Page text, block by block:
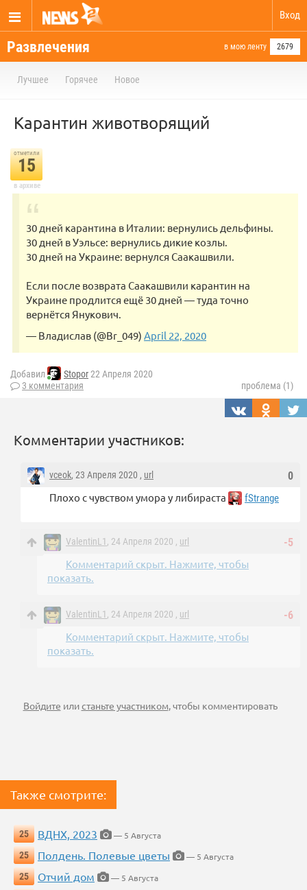
Вход
Развлечения в мою ленту 2679
Лучшее Горячее Новое
Карантин животворящий
отметили
15
в архиве
30 дней карантина в Италии: вернулись дельфины.
30 дней в Уэльсе: вернулись дикие козлы.
30 дней на Украине: вернулся Саакашвили.
Если после возврата Саакашвили карантин на
Украине продлится ещё 30 дней — туда точно
вернётся Янукович.
— Владислав (@Br_049) April 22, 2020
Добавил Stopor22 Апреля 2020
3 комментария
проблема (1)
Комментарии участников:
0
vceok, 23 Апреля 2020 , url
Плохо с чувством умора у либираста fStrange
-5
ValentinL1 , 24 Апреля 2020 , url
Комментарий скрыт. Нажмите, чтобы
показать.
-6
ValentinL1 , 24 Апреля 2020 , url
Комментарий скрыт. Нажмите, чтобы
показать.
Войдите илистаньте участником, чтобы комментировать
Также смотрите:
25 ВДНХ, 2023
— 5 Августа
25
Полдень. Полевые цветы
— 5 Августа
25
Отчий дом
— 5 Августа